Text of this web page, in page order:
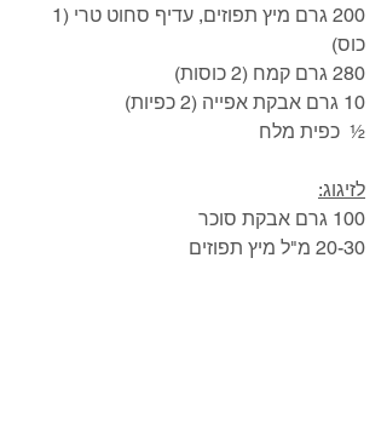
כוס)
280 גרם קמח (2 כוסות)
10 גרם אבקת אפייה (2 כפיות)
½  כפית מלח
לזיגוג:
100 גרם אבקת סוכר
20-30 מ"ל מיץ תפוזים